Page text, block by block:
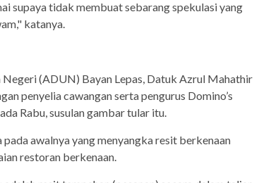
supaya tidak membuat sebarang spekulasi yang
katanya.
Negeri (ADUN) Bayan Lepas, Datuk Azrul Mahathir
penyelia cawangan serta pengurus Domino’s
Rabu, susulan gambar tular itu.
pada awalnya yang menyangka resit berkenaan
restoran berkenaan.